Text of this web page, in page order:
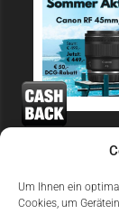
Um Ihnen ein
Cookies, um
Sicher